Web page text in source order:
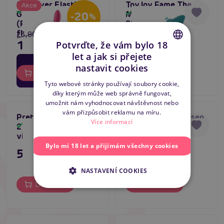
Akce
-20%
hodin
58 sekund
Satisfyer Elastic
Game Battery Series
(Pink), multifunkční
flexibilní vibrátor
Skladem
23,80 €
19,04 €
ToyJoy Fame The
Mira Tapping
Stimulator, klepací
51,80 €
Do košíku
Pretty Love Laursen
2 (Purple), duální
vibrátor s králíčkem
55,80 €
Do košíku
Pretty Love Laursen
1 (Purple), duální
vibrátor s králíčkem
55,80 €
ENGLISH
Potvrďte, že vám bylo 18
let a jak si přejete
nastavit cookies
Tyto webové stránky používají soubory cookie,
díky kterým může web správně fungovat,
umožnit nám vyhodnocovat návštěvnost nebo
vám přizpůsobit reklamu na míru.
Více informací
Bylo mi 18 let a přijímám všechny cookies
NASTAVENÍ COOKIES